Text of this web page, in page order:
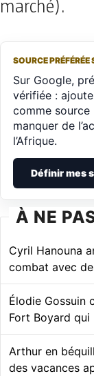
marché).
SOURCE PRÉFÉRÉE
Sur Google,
vérifiée :
comme
manquer de
l’Afrique.
Définir mes
À NE
Cyril Hanouna
combat avec
Élodie Gossuin
Fort Boyard qui
Arthur en
des vacances